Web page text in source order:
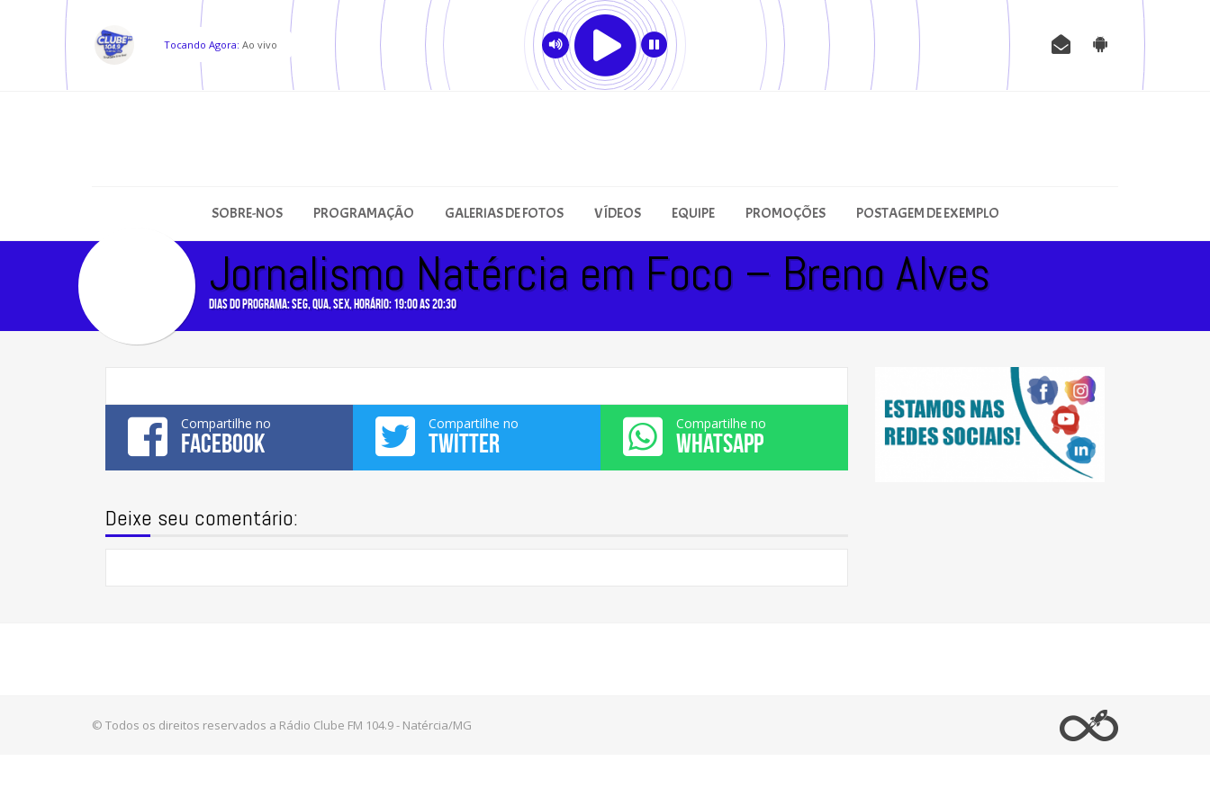
Tocando Agora: Ao vivo
SOBRE-NOS PROGRAMAÇÃO GALERIAS DE FOTOS VÍDEOS EQUIPE PROMOÇÕES POSTAGEM DE EXEMPLO
Jornalismo Natércia em Foco – Breno Alves
Dias do programa: seg, qua, sex, Horário: 19:00 as 20:30
Compartilhe no
FACEBOOK
Compartilhe no
TWITTER
Compartilhe no
WHATSAPP
Deixe seu comentário:
© Todos os direitos reservados a Rádio Clube FM 104.9 - Natércia/MG